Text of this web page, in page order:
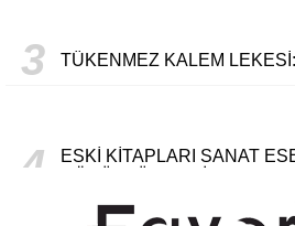
3 TÜKENMEZ KALEM
4
ESKI KITAPLARI SANAT